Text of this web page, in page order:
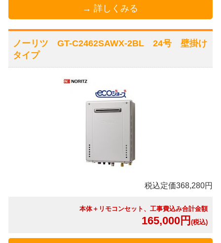
→ 詳しくみる
ノーリツ GT-C2462SAWX-2BL 24号 壁掛け
タイプ
税込定価368,280円
本体＋リモコンセット、工事費込み合計金額
165,000円 (税込)